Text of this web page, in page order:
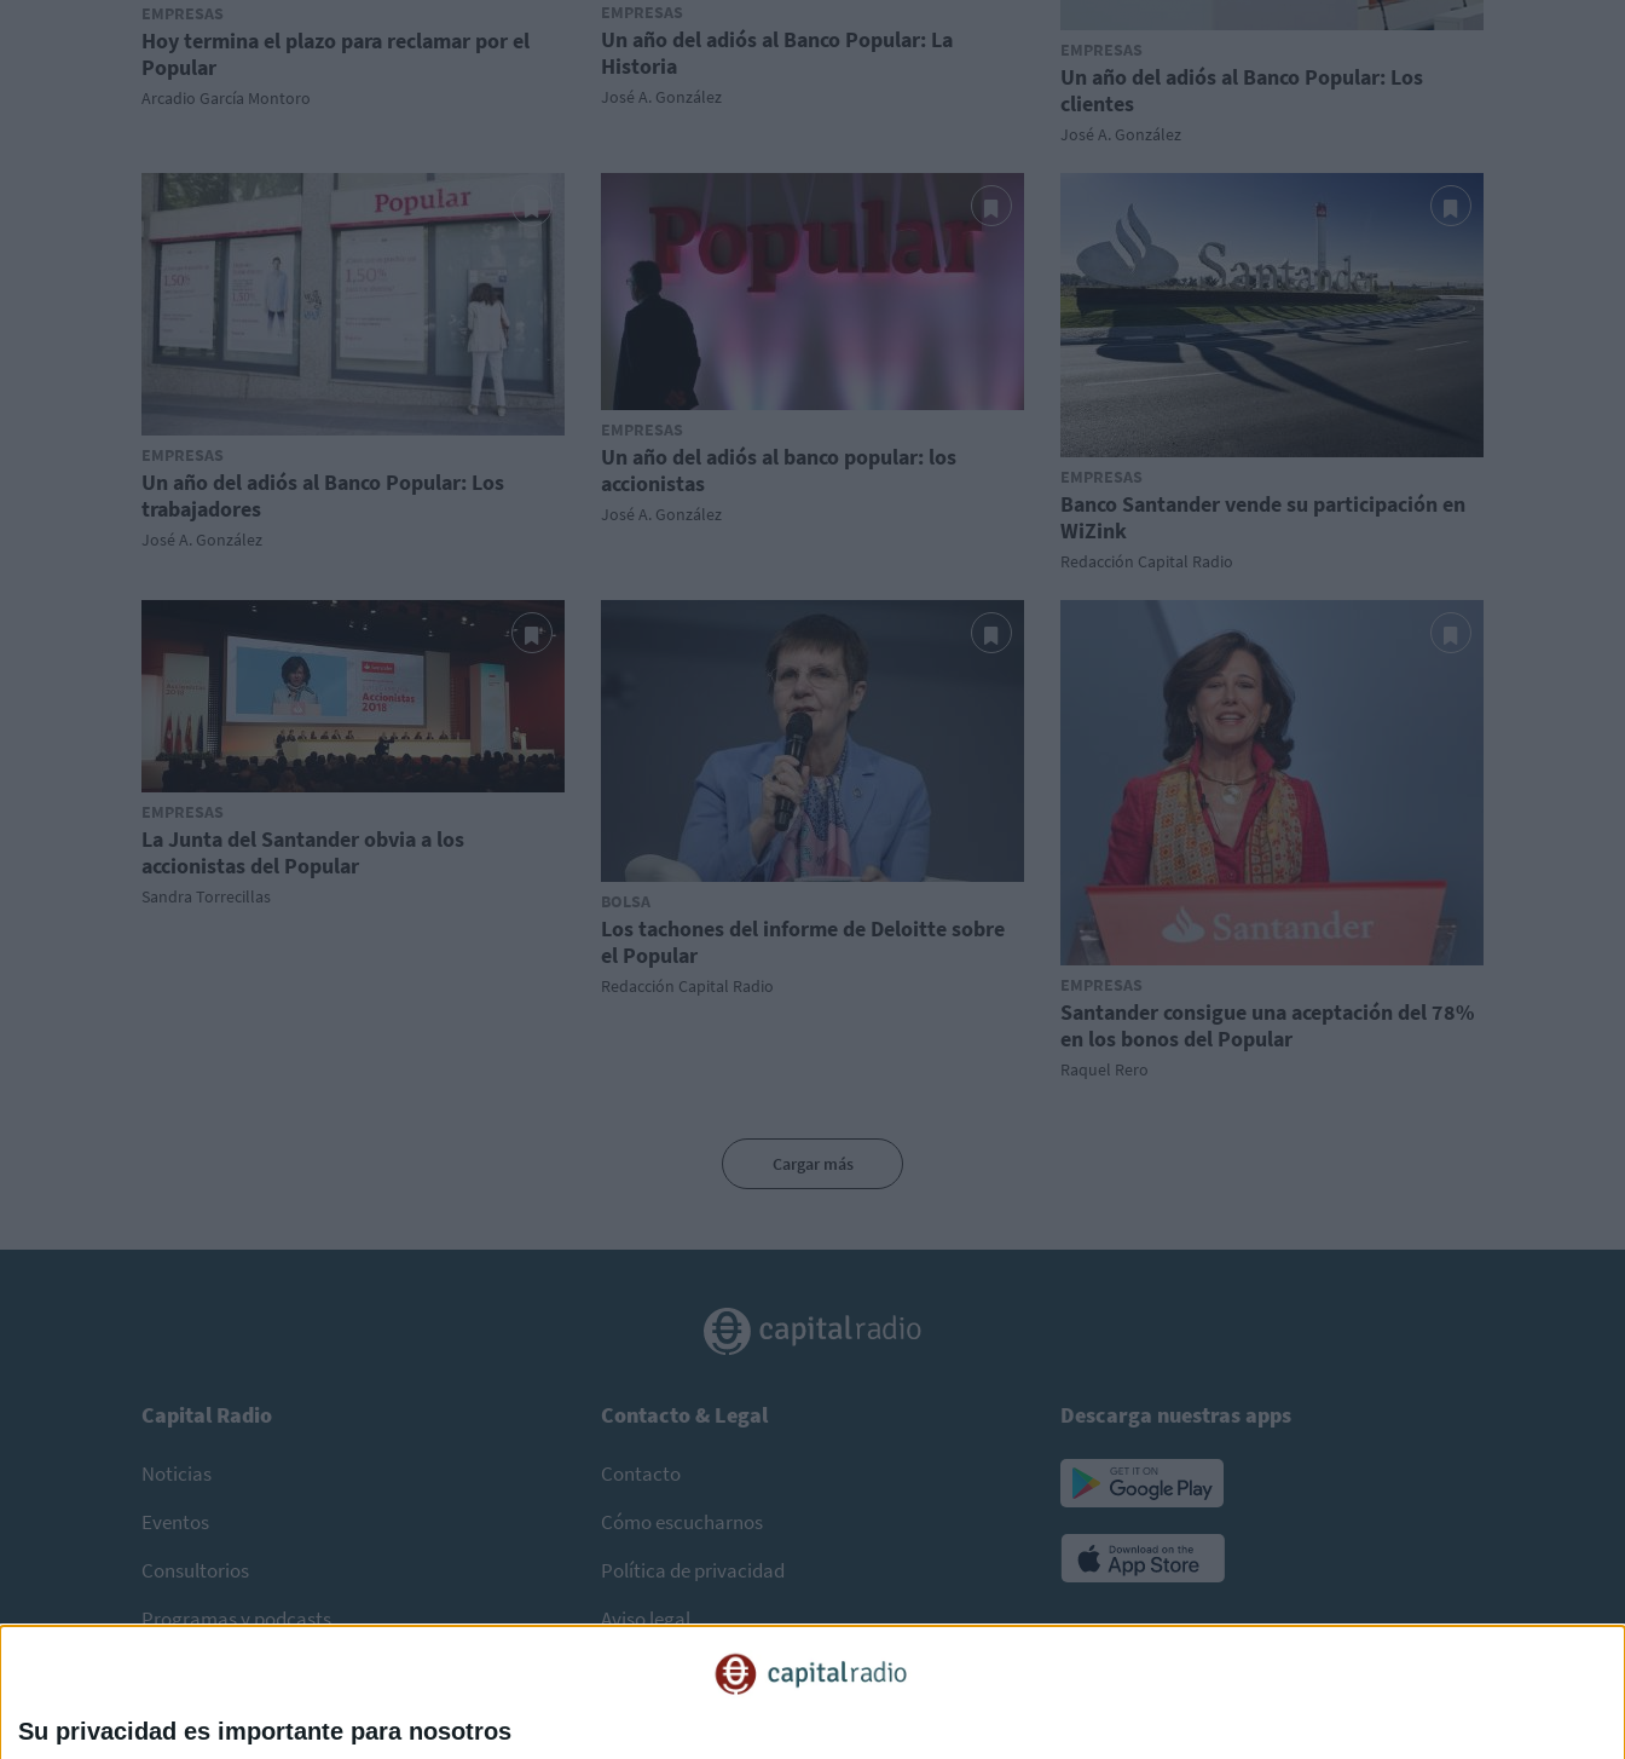
Su privacidad es importante para nosotros
EMPRESAS
Hoy termina el plazo para reclamar por el
Popular
Arcadio García Montoro
EMPRESAS
Un año del adiós al Banco Popular: La
Historia
José A. González
EMPRESAS
Un año del adiós al Banco Popular: Los
clientes
José A. González
EMPRESAS
Un año del adiós al Banco Popular: Los
trabajadores
José A. González
EMPRESAS
Un año del adiós al banco popular: los
accionistas
José A. González
EMPRESAS
Banco Santander vende su participación en
WiZink
Redacción Capital Radio
EMPRESAS
La Junta del Santander obvia a los
accionistas del Popular
Sandra Torrecillas BOLSA
Los tachones del informe de Deloitte sobre
el Popular
Redacción Capital Radio EMPRESAS
Santander consigue una aceptación del 78%
en los bonos del Popular
Raquel Rero
Cargar más
Capital Radio
Noticias
Eventos
Consultorios
Programas y podcasts
Contacto & Legal
Contacto
Cómo escucharnos
Política de privacidad
Aviso legal
Descarga nuestras apps